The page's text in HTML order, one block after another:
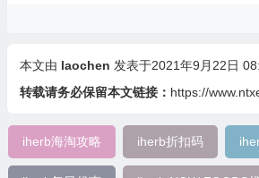
本文由 laochen 发表于2021年9月22日
转载请务必保留本文链接： https://
iherb海淘攻略 iherb折扣码